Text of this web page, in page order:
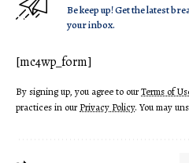
Be keep up! Get the latest
your inbox.
[mc4wp_form]
By signing up, you agree to ourTerms of
practices in ourPrivacy Policy. You may